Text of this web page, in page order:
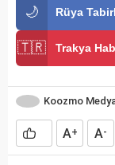
🌙 Rüya
🇹🇷 Trakya
Koozmo
A+ A-